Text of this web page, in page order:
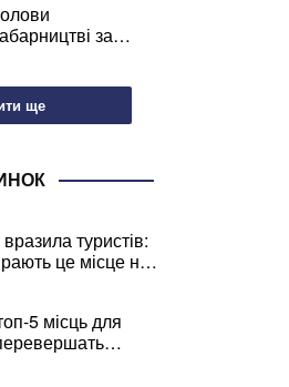
за
ремонт доріг
ще
туристів:
це місце на
5 місць для